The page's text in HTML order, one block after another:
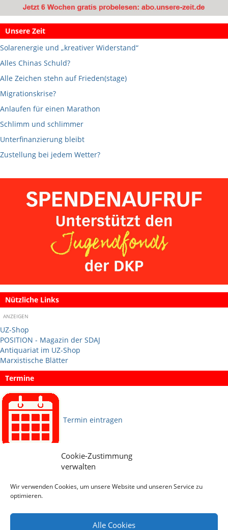
Cookie-Zustimmung
verwalten
Wir verwenden Cookies, um unsere Website und unseren Service zu
optimieren.
Alle Cookies
Unsere Zeit
Solarenergie und „kreativer Widerstand“
Alles Chinas Schuld?
Alle Zeichen stehn auf Frieden(stage)
Migrationskrise?
Anlaufen für einen Marathon
Schlimm und schlimmer
Unterfinanzierung bleibt
Zustellung bei jedem Wetter?
Nützliche Links
ANZEIGEN
UZ-Shop
POSITION - Magazin der SDAJ
Antiquariat im UZ-Shop
Marxistische Blätter
Termine
Termin eintragen
Social Media